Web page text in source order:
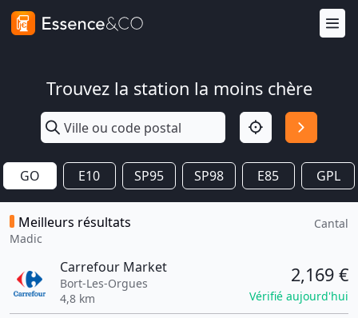
Trouvez la station la moins chère
GO E10 SP95 SP98 E85 GPL
Meilleurs résultats
Madic
Cantal
Carrefour Market
Bort-Les-Orgues
4,8 km
2,169 €
Vérifié aujourd'hui